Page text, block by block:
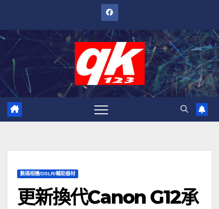
內
數碼相機/DSLR/輔助器材
更新換代Canon G12承